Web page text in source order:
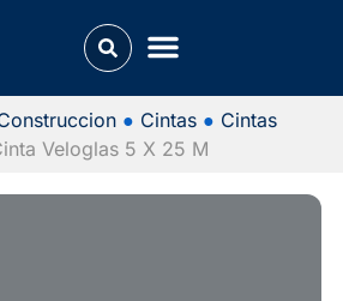
● Cintas ● Cintas
Veloglas 5 X 25 M